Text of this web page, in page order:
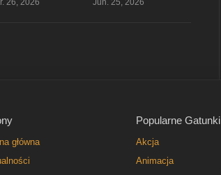
26, 2026 Jun. 25, 2026
główna
Popularne Gatunki
Akcja
Animacja